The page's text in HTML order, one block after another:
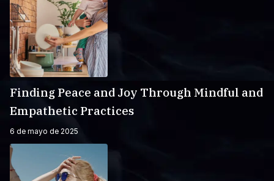
Finding Peace and Joy Through Mindful and
Empathetic Practices
6 de mayo de 2025